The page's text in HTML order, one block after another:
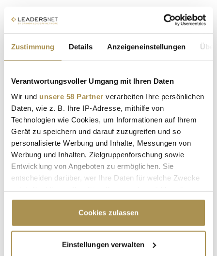
Zustimmung Details Anzeigeneinstellungen
Verantwortungsvoller Umgang mit Ihren Daten
Wir und unsere 58 Partner verarbeiten Ihre persönlichen
Daten, wie z. B. Ihre IP-Adresse, mithilfe von
Technologien wie Cookies, um Informationen auf Ihrem
Gerät zu speichern und darauf zuzugreifen und so
personalisierte Werbung und Inhalte, Messungen von
Werbung und Inhalten, Zielgruppenforschung sowie
Entwicklung von Angeboten zu ermöglichen. Sie
entscheiden darüber, wer Ihre Daten für welche Zwecke
Cookie-Erklärung oder durch Klicken auf das Privacy
Trigger Symbol ändern oder widerrufen
Informationen über Ihre geografische Lage
Cookies zulassen
Einstellungen verwalten